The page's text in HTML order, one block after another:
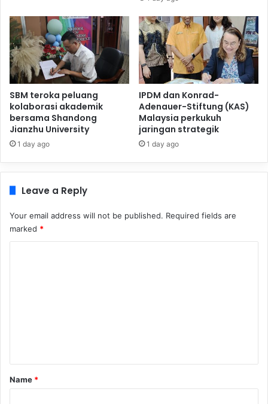
SBM teroka peluang
kolaborasi akademik
bersama Shandong
Jianzhu University
1 day ago
IPDM dan Konrad-
Adenauer-Stiftung (KAS)
Malaysia perkukuh
jaringan strategik
1 day ago
Leave a Reply
Your email address will not be published. Required fields are
marked *
*
Name *